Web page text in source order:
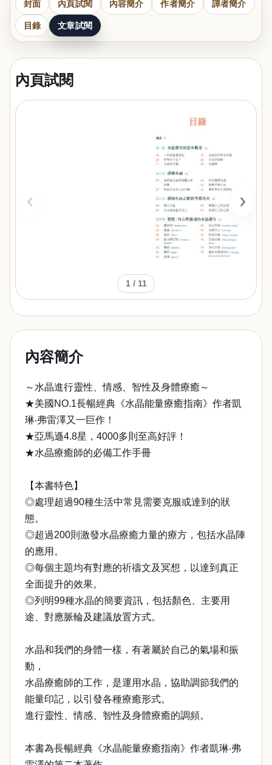
封面 內頁試閱 內容簡介 作者簡介 譯者簡介
目錄 文章試閱
內頁試閱
‹ ›
1/ 11
內容簡介
～水晶進行靈性、情感、智性及身體療癒～
★美國NO.1長暢經典《水晶能量療癒指南》作者凱
琳‧弗雷澤又一巨作！
★亞馬遜4.8星，4000多則至高好評！
★水晶療癒師的必備工作手冊
【本書特色】
◎處理超過90種生活中常見需要克服或達到的狀
態。
◎超過200則激發水晶療癒力量的療方，包括水晶陣
的應用。
◎每個主題均有對應的祈禱文及冥想，以達到真正
全面提升的效果。
◎列明99種水晶的簡要資訊，包括顏色、主要用
途、對應脈輪及建議放置方式。
水晶和我們的身體一樣，有著屬於自己的氣場和振
動，
水晶療癒師的工作，是運用水晶，協助調節我們的
能量印記，以引發各種療癒形式。
進行靈性、情感、智性及身體療癒的調頻。
本書為長暢經典《水晶能量療癒指南》作者凱琳‧弗